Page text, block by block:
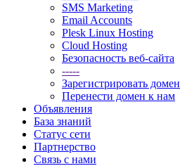
SMS Marketing
Email Accounts
Plesk Linux Hosting
Cloud Hosting
Безопасность веб-сайта
-----
Зарегистрировать домен
Перенести домен к нам
Объявления
База знаний
Статус сети
Партнерство
Связь с нами